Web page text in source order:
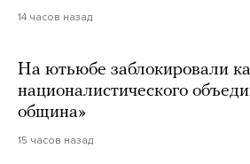
14 часов назад
На ютьюбе заблокировали
националистического
община»
15 часов назад